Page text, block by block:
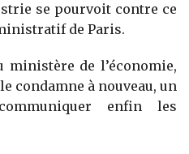
se pourvoit contre ce
de Paris.
ministère de l’économie,
condamne à nouveau, un
enfin les